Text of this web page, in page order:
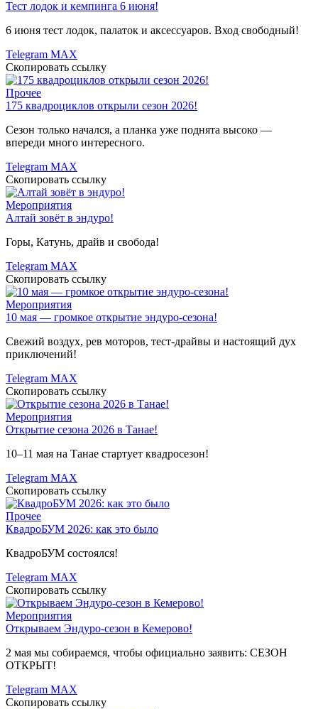
Тест лодок и кемпинга 6 июня!
6 июня тест лодок, палаток и аксессуаров. Вход свободный!
Telegram MAX
Скопировать ссылку
Прочее
175 квадроциклов открыли сезон 2026!
Сезон только начался, а планка уже поднята высоко —
впереди много интересного.
Telegram MAX
Скопировать ссылку
Мероприятия
Алтай зовёт в эндуро!
Горы, Катунь, драйв и свобода!
Telegram MAX
Скопировать ссылку
Мероприятия
10 мая — громкое открытие эндуро-сезона!
Свежий воздух, рев моторов, тест-драйвы и настоящий дух
приключений!
Telegram MAX
Скопировать ссылку
Мероприятия
Открытие сезона 2026 в Танае!
10–11 мая на Танае стартует квадросезон!
Telegram MAX
Скопировать ссылку
Прочее
КвадроБУМ 2026: как это было
КвадроБУМ состоялся!
Telegram MAX
Скопировать ссылку
Мероприятия
Открываем Эндуро-сезон в Кемерово!
2 мая мы собираемся, чтобы официально заявить: СЕЗОН
ОТКРЫТ!
Telegram MAX
Скопировать ссылку